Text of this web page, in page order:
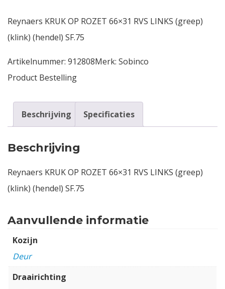
Reynaers KRUK OP ROZET 66×31 RVS LINKS (greep)
(klink) (hendel) SF.75
Artikelnummer: 912808Merk: Sobinco
Product Bestelling
Beschrijving Specificaties
Beschrijving
Reynaers KRUK OP ROZET 66×31 RVS LINKS (greep)
(klink) (hendel) SF.75
Aanvullende informatie
Kozijn
Deur
Draairichting